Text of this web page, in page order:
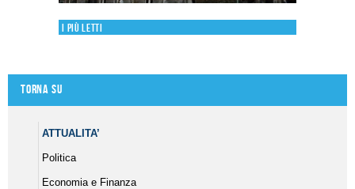
I più letti
Torna su
ATTUALITA’
Politica
Economia e Finanza